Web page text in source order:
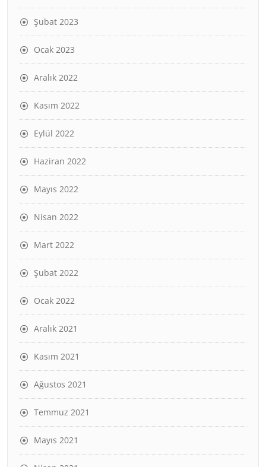
Şubat 2023
Ocak 2023
Aralık 2022
Kasım 2022
Eylül 2022
Haziran 2022
Mayıs 2022
Nisan 2022
Mart 2022
Şubat 2022
Ocak 2022
Aralık 2021
Kasım 2021
Ağustos 2021
Temmuz 2021
Mayıs 2021